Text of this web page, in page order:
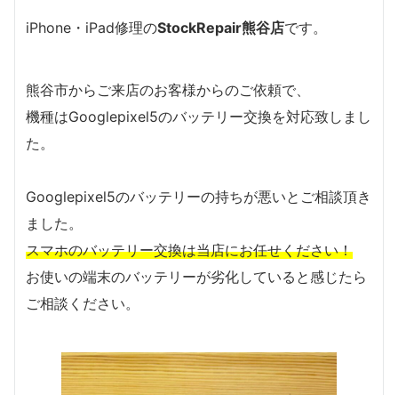
iPhone・iPad修理のStockRepair熊谷店です。
熊谷市からご来店のお客様からのご依頼で、
機種はGooglepixel5のバッテリー交換を対応致しまし
た。
Googlepixel5のバッテリーの持ちが悪いとご相談頂き
ました。
スマホのバッテリー交換は当店にお任せください！
お使いの端末のバッテリーが劣化していると感じたら
ご相談ください。